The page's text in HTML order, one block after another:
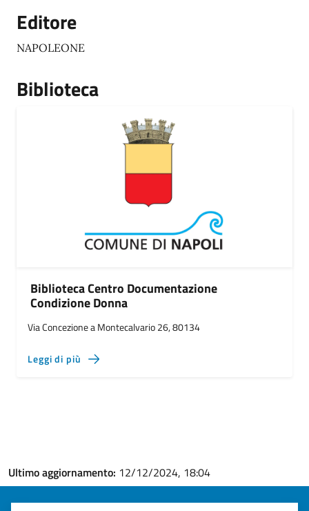
Editore
NAPOLEONE
Biblioteca
Biblioteca Centro Documentazione
Condizione Donna
Via Concezione a Montecalvario 26, 80134
Leggi di più
Ultimo aggiornamento: 12/12/2024, 18:04